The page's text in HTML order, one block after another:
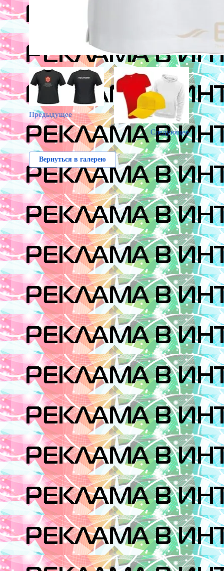
Предыдущее
Следующее
Вернуться в галерею